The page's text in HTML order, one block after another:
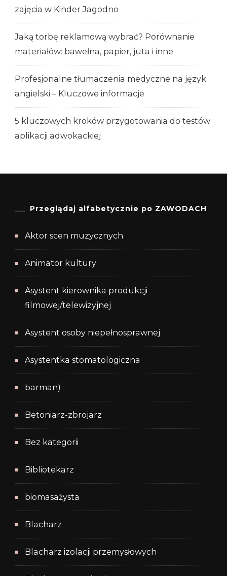
zajęcia w Kinder Jagodno
Jaką torbę reklamową wybrać? Porównanie
materiałów: bawełna, papier, juta i inne
Profesjonalne tłumaczenia medyczne na język
angielski – Kluczowe informacje
5 kluczowych kroków przygotowania do testów
aplikacji adwokackiej
Przeglądaj alfabetycznie po ZAWODACH
Aktor scen muzycznych
Animator kultury
Asystent kierownika produkcji
filmowej/telewizyjnej
Asystent osoby niepełnosprawnej
Asystentka stomatologiczna
barman)
Betoniarz-zbrojarz
Bez kategorii
Bibliotekarz
biomasażysta
Blacharz
Blacharz izolacji przemysłowych